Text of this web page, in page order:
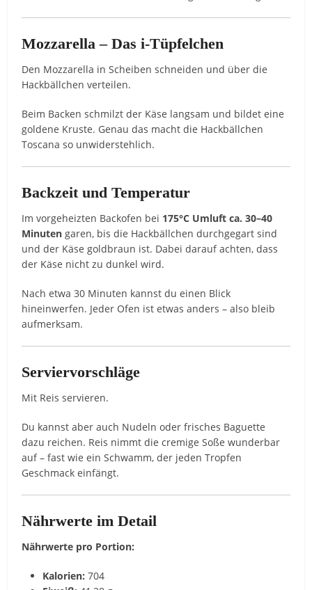
Mozzarella – Das i-Tüpfelchen
Den Mozzarella in Scheiben schneiden und über die
Hackbällchen verteilen.
Beim Backen schmilzt der Käse langsam und bildet eine
goldene Kruste. Genau das macht die Hackbällchen
Toscana so unwiderstehlich.
Backzeit und Temperatur
Im vorgeheizten Backofen bei 175°C Umluft ca. 30–40
Minuten garen, bis die Hackbällchen durchgegart sind
und der Käse goldbraun ist. Dabei darauf achten, dass
der Käse nicht zu dunkel wird.
Nach etwa 30 Minuten kannst du einen Blick
hineinwerfen. Jeder Ofen ist etwas anders – also bleib
aufmerksam.
Serviervorschläge
Mit Reis servieren.
Du kannst aber auch Nudeln oder frisches Baguette
dazu reichen. Reis nimmt die cremige Soße wunderbar
auf – fast wie ein Schwamm, der jeden Tropfen
Geschmack einfängt.
Nährwerte im Detail
Nährwerte pro Portion:
Kalorien: 704